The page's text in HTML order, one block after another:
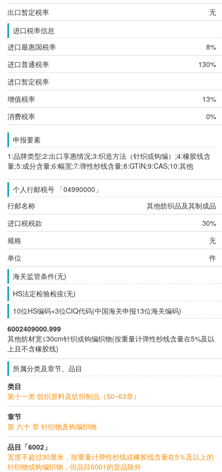
出口暂定税率
无
进口税率信息
进口最惠国税率
8%
进口普通税率
130%
进口暂定税率
增值税率
13%
消费税率
0%
申报要素
1:品牌类型;2:出口享惠情况;3:织造方法（针织或钩编）;4:橡胶线含
量;5:成分含量;6:幅宽;7:弹性纱线含量;8:GTIN;9:CAS;10:其他
个人行邮税号 「04990000」
行邮名称
其他纺织品及其制成品
进口税税款
30%
规格
无
单位
件
海关监管条件(无)
HS法定检验检疫(无)
10位HS编码+3位CIQ代码(中国海关申报13位海关编码)
6002409000.999
其他纺材宽≤30cm针织或钩编织物(按重量计弹性纱线含量在5%及以
上且不含橡胶线)
所属分类及章节、品目
类目
第十一类 纺织原料及纺织制品（50~63章）
章节
第 六十 章 针织物及钩编织物
品目「6002」
宽度不超过30厘米，按重量计弹性纱线或橡胶线含量在5％及以上的
针织物或钩编织物，但品目6001的货品除外